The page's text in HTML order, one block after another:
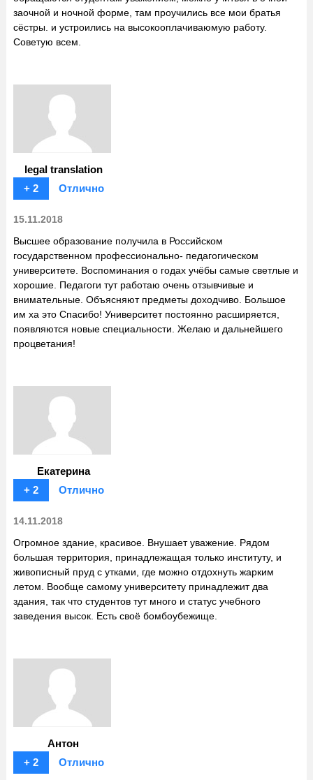
заочной и ночной форме, там проучились все мои братья
сёстры. и устроились на высокооплачиваюмую работу.
Советую всем.
legal translation
+ 2
Отлично
15.11.2018
Высшее образование получила в Российском
государственном профессионально- педагогическом
университете. Воспоминания о годах учёбы самые светлые и
хорошие. Педагоги тут работаю очень отзывчивые и
внимательные. Объясняют предметы доходчиво. Большое
им ха это Спасибо! Университет постоянно расширяется,
появляются новые специальности. Желаю и дальнейшего
процветания!
Екатерина
+ 2
Отлично
14.11.2018
Огромное здание, красивое. Внушает уважение. Рядом
большая территория, принадлежащая только институту, и
живописный пруд с утками, где можно отдохнуть жарким
летом. Вообще самому университету принадлежит два
здания, так что студентов тут много и статус учебного
заведения высок. Есть своё бомбоубежище.
Антон
+ 2
Отлично